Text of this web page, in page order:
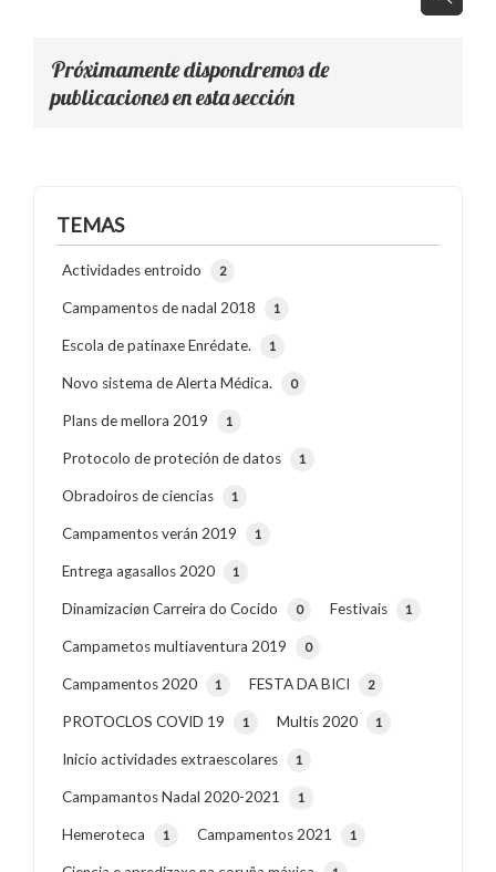
TEMAS
Actividades entroido 2
Campamentos de nadal 2018 1
Escola de patinaxe Enrédate. 1
Novo sistema de Alerta Médica. 0
Plans de mellora 2019 1
Protocolo de proteción de datos 1
Obradoiros de ciencias 1
Campamentos verán 2019 1
Entrega agasallos 2020 1
Dinamizaciøn Carreira do Cocido 0 Festivais 1
Campametos multiaventura 2019 0
Campamentos 2020 1 FESTA DA BICI 2
PROTOCLOS COVID 19 1 Multis 2020 1
Inicio actividades extraescolares 1
Campamantos Nadal 2020-2021 1
Hemeroteca 1 Campamentos 2021 1
Próximamente dispondremos de
publicaciones en esta sección